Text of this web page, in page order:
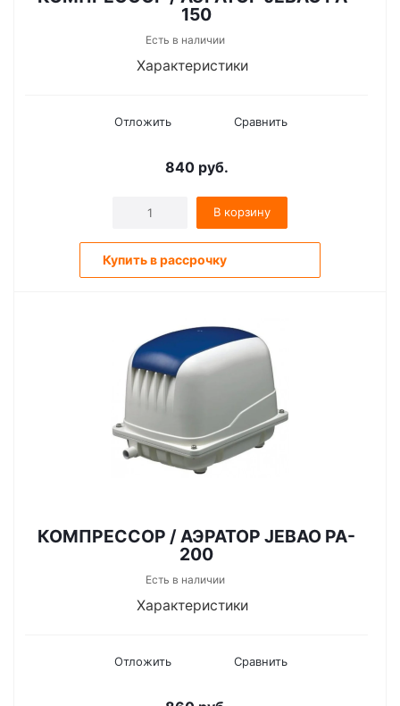
150
Есть в наличии
Характеристики
Отложить Сравнить
840 руб.
В корзину
Купить в рассрочку
КОМПРЕССОР / АЭРАТОР JEBAO PA-
200
Есть в наличии
Характеристики
Отложить Сравнить